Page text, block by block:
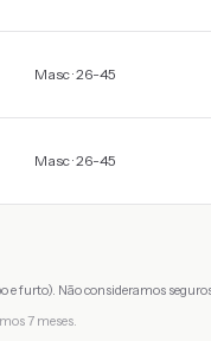
Masc · 26-45
Masc · 26-45
e furto). Não consideramos
7 meses.